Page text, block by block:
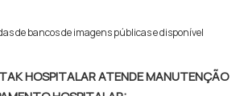
de bancos de imagens públicas e disponível
HOSPITALAR ATENDE MANUTENÇÃO